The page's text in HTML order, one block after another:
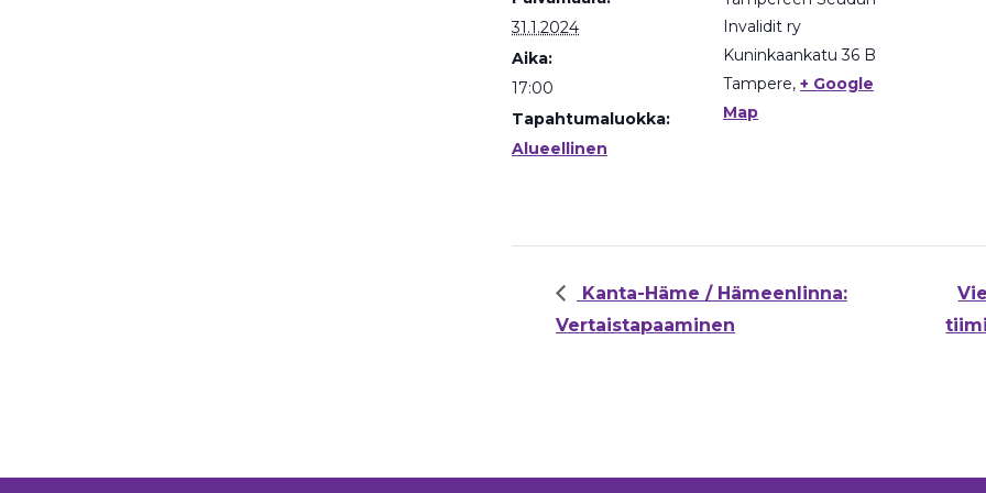
31.1.2024
Aika:
17:00
Tapahtumaluokka:
Alueellinen
Invalidit ry
Kuninkaankatu 36 B
Tampere, + Google
Map
Kanta-Häme / Hämeenlinna:
Vertaistapaaminen